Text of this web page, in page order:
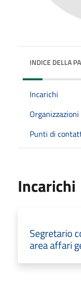
INDICE DELLA
Incarichi
Organizzazioni
Punti di
Incarichi
Segretario
area affari